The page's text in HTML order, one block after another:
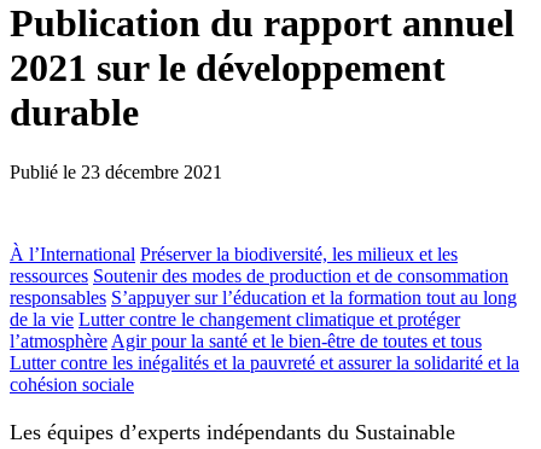
Publication du rapport annuel
2021 sur le développement
durable
Publié le 23 décembre 2021
À l’International Préserver la biodiversité, les milieux et les
ressources Soutenir des modes de production et de consommation
responsables S’appuyer sur l’éducation et la formation tout au long
de la vie Lutter contre le changement climatique et protéger
l’atmosphère Agir pour la santé et le bien-être de toutes et tous
Lutter contre les inégalités et la pauvreté et assurer la solidarité et la
cohésion sociale
Les équipes d’experts indépendants du Sustainable